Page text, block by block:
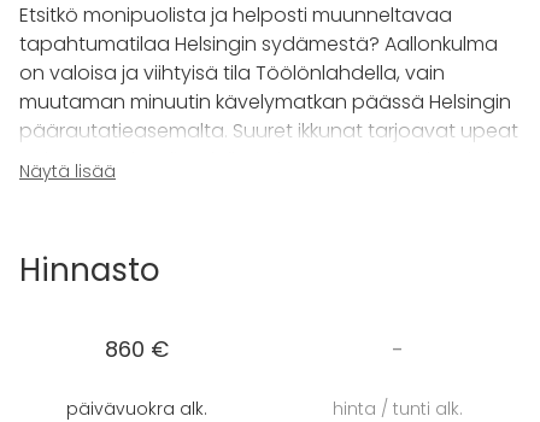
Etsitkö monipuolista ja helposti muunneltavaa
tapahtumatilaa Helsingin sydämestä? Aallonkulma
on valoisa ja viihtyisä tila Töölönlahdella, vain
muutaman minuutin kävelymatkan päässä Helsingin
päärautatieasemalta. Suuret ikkunat tarjoavat upeat
näkymät Finlandiatalolle, ja kattava varustelu takaa
onnistuneen tilaisuuden.
ja muuntautuu tarpeidesi mukaan - oli kyseessä
suuri terassi, jossa on lisätilaa ja grillausmahdollisuus.
Liikuteltavat pöydät mahdollistavat erilaiset
Näytä lisää
Hinnasto
860 €
päivävuokra alk.
-
hinta / tunti alk.